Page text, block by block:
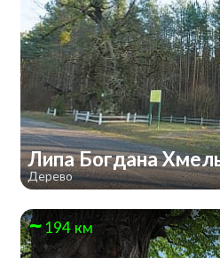
Липа Богдана
Дерево
194 км